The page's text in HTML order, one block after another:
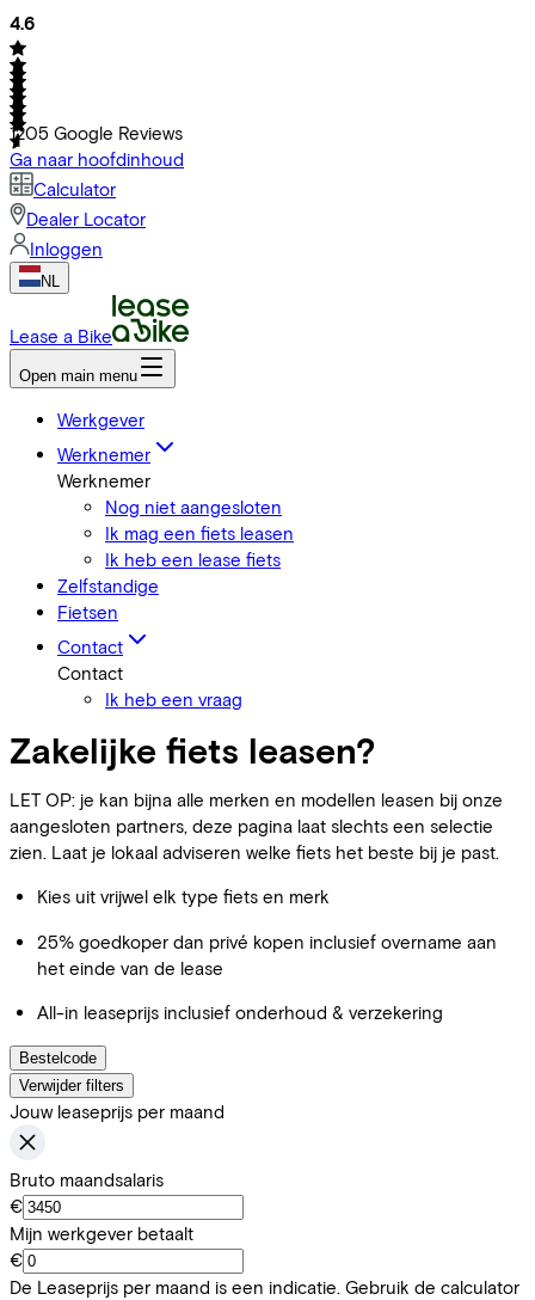
4.6
1205 Google Reviews
Ga naar hoofdinhoud
Calculator
Dealer Locator
Inloggen
NL
Lease a Bike
Open main menu
Werkgever
Werknemer
Werknemer
Nog niet aangesloten
Ik mag een fiets leasen
Ik heb een lease fiets
Zelfstandige
Fietsen
Contact
Contact
Ik heb een vraag
Zakelijke fiets leasen?
LET OP: je kan bijna alle merken en modellen leasen bij onze
aangesloten partners, deze pagina laat slechts een selectie
zien. Laat je lokaal adviseren welke fiets het beste bij je past.
Kies uit vrijwel elk type fiets en merk
25% goedkoper dan privé kopen inclusief overname aan
het einde van de lease
All-in leaseprijs inclusief onderhoud & verzekering
Bestelcode
Verwijder filters
Jouw leaseprijs per maand
Bruto maandsalaris
€
Mijn werkgever betaalt
€
De Leaseprijs per maand is een indicatie. Gebruik de calculator